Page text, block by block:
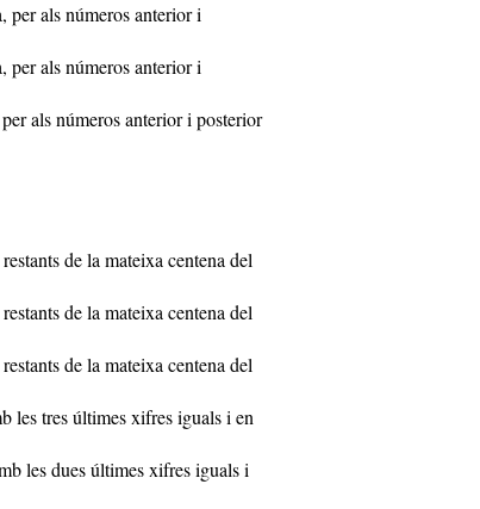
per als números anterior i
per als números anterior i
als números anterior i posterior
de la mateixa centena del
de la mateixa centena del
de la mateixa centena del
les tres últimes xifres iguals i en
les dues últimes xifres iguals i